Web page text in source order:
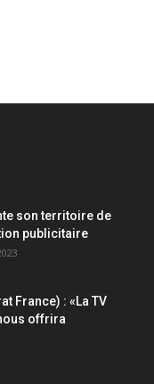
son territoire de
publicitaire
France) : «La TV
offrira